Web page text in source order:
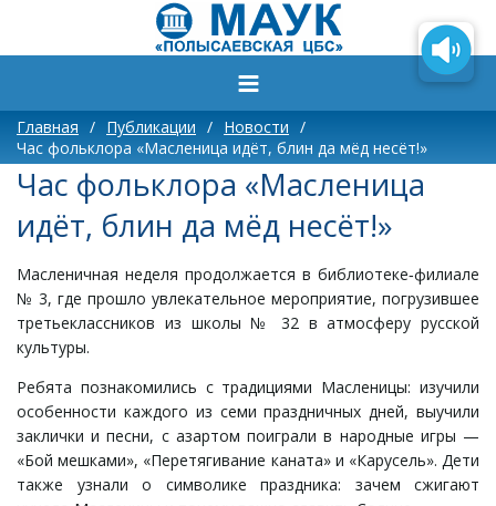
Главная / Публикации / Новости /
Час фольклора «Масленица идёт, блин да мёд несёт!»
Час фольклора «Масленица
идёт, блин да мёд несёт!»
Масленичная неделя продолжается в библиотеке‑филиале
№ 3, где прошло увлекательное мероприятие, погрузившее
третьеклассников из школы № 32 в атмосферу русской
культуры.
Ребята познакомились с традициями Масленицы: изучили
особенности каждого из семи праздничных дней, выучили
заклички и песни, с азартом поиграли в народные игры —
«Бой мешками», «Перетягивание каната» и «Карусель». Дети
также узнали о символике праздника: зачем сжигают